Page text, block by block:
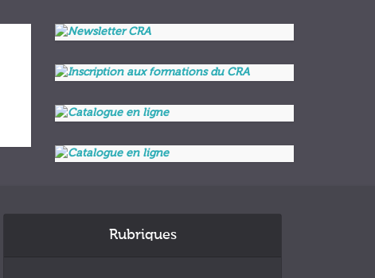
Rubriques